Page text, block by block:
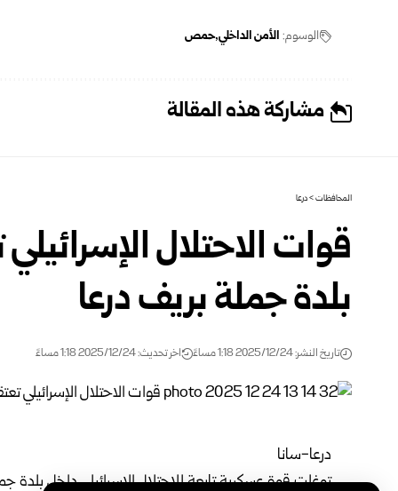
الوسوم: الأمن الداخلي حمص
مشاركة هذه المقالة
المحافظات>درعا
قوات الاحتلال
بلدة جملة بريف درعا
تاريخ النشر: 2025/12/24 1:18 مساءً اخر تحديث: 2025/12/24 1:18 مساءً
درعا-سانا
توغلت قوة عسكرية تابعة للاحتلال الإسرائيلي داخل بلدة